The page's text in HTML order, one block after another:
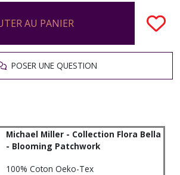
AU PANIER
POSER UNE QUESTION
Michael Miller - Collection Flora Bella
- Blooming Patchwork
100% Coton Oeko-Tex